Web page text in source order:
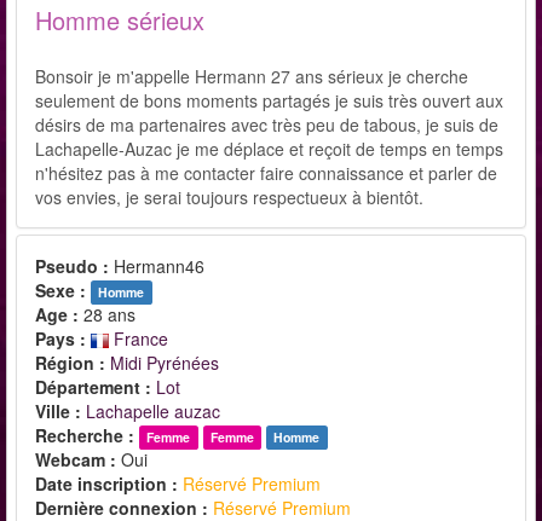
Homme sérieux
Bonsoir je m'appelle Hermann 27 ans sérieux je cherche
seulement de bons moments partagés je suis très ouvert aux
désirs de ma partenaires avec très peu de tabous, je suis de
Lachapelle-Auzac je me déplace et reçoit de temps en temps
n'hésitez pas à me contacter faire connaissance et parler de
vos envies, je serai toujours respectueux à bientôt.
Pseudo : Hermann46
Sexe :
Homme
Age : 28 ans
Pays :
France
Région : Midi Pyrénées
Département : Lot
Ville : Lachapelle auzac
Recherche :
Femme Femme Homme
Webcam : Oui
Date inscription : Réservé Premium
Dernière connexion : Réservé Premium